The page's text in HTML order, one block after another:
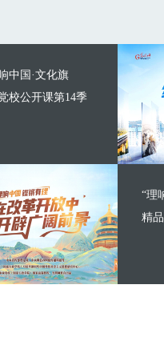
中国·文化旗
校公开课第14季
“理
精